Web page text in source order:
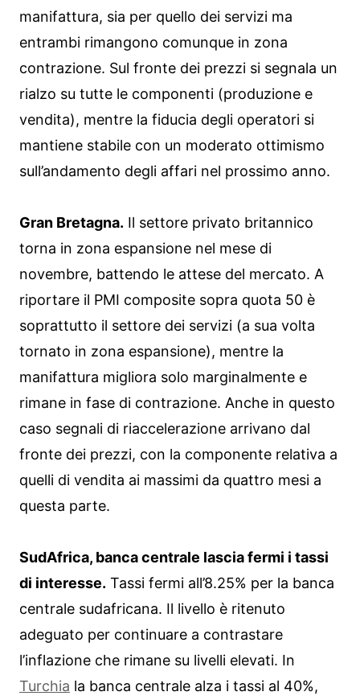
manifattura, sia per quello dei servizi ma
entrambi rimangono comunque in zona
contrazione. Sul fronte dei prezzi si segnala un
rialzo su tutte le componenti (produzione e
vendita), mentre la fiducia degli operatori si
mantiene stabile con un moderato ottimismo
sull’andamento degli affari nel prossimo anno.
Gran Bretagna. Il settore privato britannico
torna in zona espansione nel mese di
novembre, battendo le attese del mercato. A
riportare il PMI composite sopra quota 50 è
soprattutto il settore dei servizi (a sua volta
tornato in zona espansione), mentre la
manifattura migliora solo marginalmente e
rimane in fase di contrazione. Anche in questo
caso segnali di riaccelerazione arrivano dal
fronte dei prezzi, con la componente relativa a
quelli di vendita ai massimi da quattro mesi a
questa parte.
SudAfrica, banca centrale lascia fermi i tassi
di interesse. Tassi fermi all’8.25% per la banca
centrale sudafricana. Il livello è ritenuto
adeguato per continuare a contrastare
l’inflazione che rimane su livelli elevati. In
Turchia la banca centrale alza i tassi al 40%,